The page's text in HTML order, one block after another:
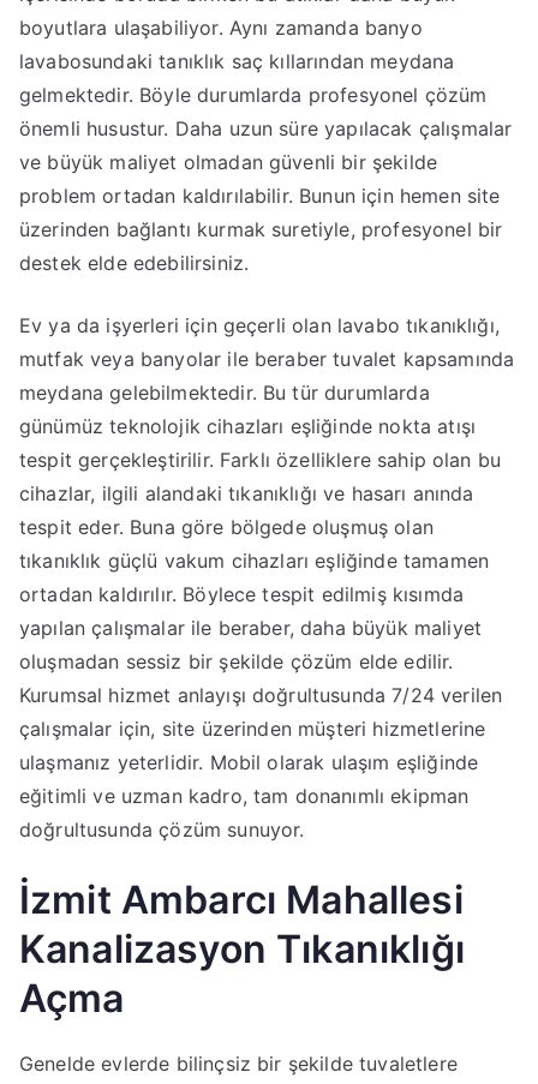
boyutlara ulaşabiliyor. Aynı zamanda banyo
lavabosundaki tanıklık saç kıllarından meydana
gelmektedir. Böyle durumlarda profesyonel çözüm
önemli husustur. Daha uzun süre yapılacak çalışmalar
ve büyük maliyet olmadan güvenli bir şekilde
problem ortadan kaldırılabilir. Bunun için hemen site
üzerinden bağlantı kurmak suretiyle, profesyonel bir
destek elde edebilirsiniz.
Ev ya da işyerleri için geçerli olan lavabo tıkanıklığı,
mutfak veya banyolar ile beraber tuvalet kapsamında
meydana gelebilmektedir. Bu tür durumlarda
günümüz teknolojik cihazları eşliğinde nokta atışı
tespit gerçekleştirilir. Farklı özelliklere sahip olan bu
cihazlar, ilgili alandaki tıkanıklığı ve hasarı anında
tespit eder. Buna göre bölgede oluşmuş olan
tıkanıklık güçlü vakum cihazları eşliğinde tamamen
ortadan kaldırılır. Böylece tespit edilmiş kısımda
yapılan çalışmalar ile beraber, daha büyük maliyet
oluşmadan sessiz bir şekilde çözüm elde edilir.
Kurumsal hizmet anlayışı doğrultusunda 7/24 verilen
çalışmalar için, site üzerinden müşteri hizmetlerine
ulaşmanız yeterlidir. Mobil olarak ulaşım eşliğinde
eğitimli ve uzman kadro, tam donanımlı ekipman
doğrultusunda çözüm sunuyor.
İzmit Ambarcı Mahallesi
Kanalizasyon Tıkanıklığı
Açma
Genelde evlerde bilinçsiz bir şekilde tuvaletlere